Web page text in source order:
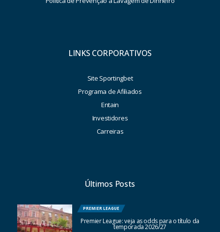
LINKS CORPORATIVOS
Site Sportingbet
Programa de Afiliados
Entain
Investidores
Carreiras
Últimos Posts
PREMIER LEAGUE
Premier League: veja as odds para o título da
temporada 2026/27